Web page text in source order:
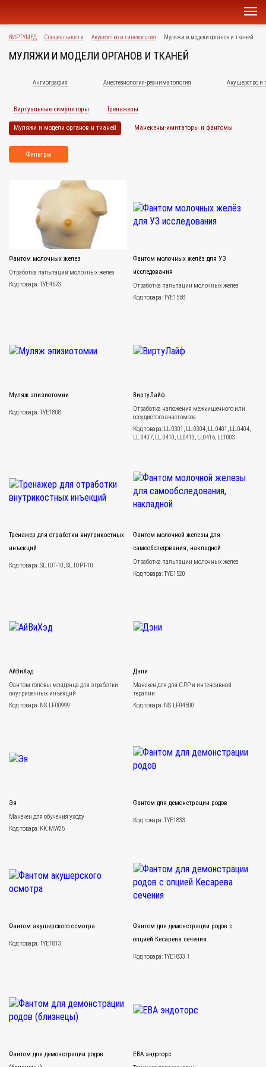
ВИРТУМЕД Специальности Акушерство и гинекология Муляжи и модели органов и тканей
МУЛЯЖИ И МОДЕЛИ ОРГАНОВ И ТКАНЕЙ
Ангиография Анестезиология-реаниматология Акушерство и
Виртуальные симуляторы Тренажеры
Муляжи и модели органов и тканей Манекены-имитаторы и фантомы
Фильтры
Фантом молочных желез
Отработка пальпации молочных желез
Код товара: TYE4673
Фантом молочных желёз для УЗ
исследования
Отработка пальпации молочных желез
Код товара: TYE1568
Муляж эпизиотомии
Код товара: TYE1808
ВиртуЛайф
Отработка наложения межкишечного или
сосудистого анастомоза
Код товара: LL.0301, LL.0304, LL.0401, LL.0404,
LL.0407, LL.0410, LL0413, LL0416, LL1003
Тренажер для отработки внутрикостных
инъекций
Код товара: SL.IOT-10, SL.IOPT-10
Фантом молочной железы для
самообследования, накладной
Отработка пальпации молочных желез
Код товара: TYE1520
АйВиХэд
Фантом головы младенца для отработки
внутривенных инъекций
Код товара: NS.LF00999
Дэни
Mанекен для для СЛР и интенсивной
терапии
Код товара: NS.LF04500
Эя
Mанекен для обучения уходу
Код товара: KK.MW25
Фантом для демонстрации родов
Код товара: TYE1833
Фантом акушерского осмотра
Код товара: TYE1813
Фантом для демонстрации родов с
опцией Кесарева сечения
Код товара: TYE1833.1
Фантом для демонстрации родов
ЕВА эндоторс